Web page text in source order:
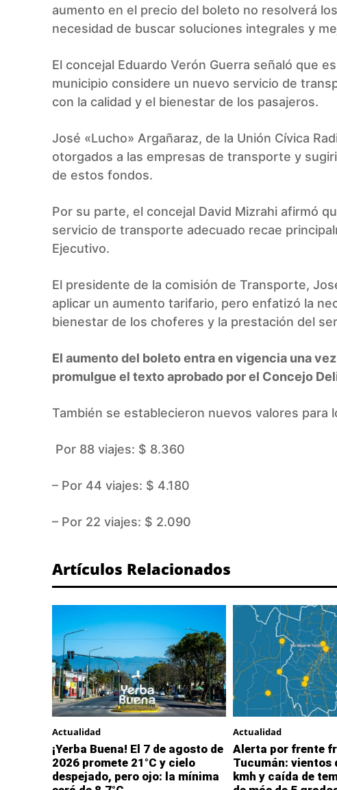
aumento en el precio del boleto no resolverá
necesidad de buscar soluciones integrales y
El concejal Eduardo Verón Guerra señaló que
municipio considere un nuevo servicio de
con la calidad y el bienestar de los pasajeros.
José «Lucho» Argañaraz, de la Unión Cívica
otorgados a las empresas de transporte y
de estos fondos.
Por su parte, el concejal David Mizrahi afirmó
servicio de transporte adecuado recae
Ejecutivo.
El presidente de la comisión de Transporte,
aplicar un aumento tarifario, pero enfatizó la
bienestar de los choferes y la prestación del
El aumento del boleto entra en vigencia una
promulgue el texto aprobado por el Concejo
También se establecieron nuevos valores para
Por 88 viajes: $ 8.360
– Por 44 viajes: $ 4.180
– Por 22 viajes: $ 2.090
Artículos Relacionados
Actualidad
¡Yerba Buena! El 7 de agosto de
2026 promete 21°C y cielo
despejado, pero ojo: la mínima
Actualidad
Alerta por frente
Tucumán: vientos
kmh y caída de